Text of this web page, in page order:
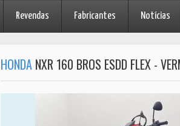
Revendas Fabricantes Notícias
HONDA NXR 160 BROS ESDD FLEX -